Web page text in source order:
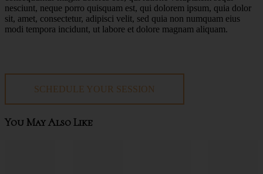
nesciunt, neque porro quisquam est, qui dolorem ipsum, quia dolor
sit, amet, consectetur, adipisci velit, sed quia non numquam eius
modi tempora incidunt, ut labore et dolore magnam aliquam.
SCHEDULE YOUR SESSION
You May Also Like